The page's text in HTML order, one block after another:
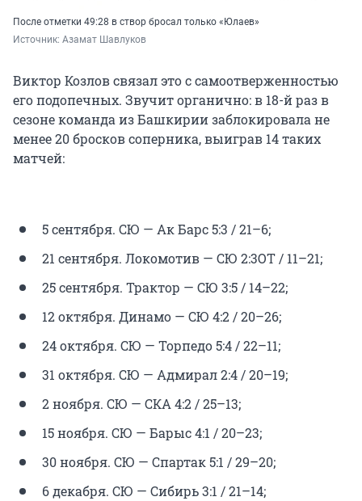
После отметки 49:28 в створ бросал только «Юлаев»
Источник: Азамат Шавлуков
Виктор Козлов связал это с самоотверженностью
его подопечных. Звучит органично: в 18-й раз в
сезоне команда из Башкирии заблокировала не
менее 20 бросков соперника, выиграв 14 таких
матчей:
5 сентября. СЮ — Ак Барс 5:3 / 21–6;
21 сентября. Локомотив — СЮ 2:3ОТ / 11–21;
25 сентября. Трактор — СЮ 3:5 / 14–22;
12 октября. Динамо — СЮ 4:2 / 20–26;
24 октября. СЮ — Торпедо 5:4 / 22–11;
31 октября. СЮ — Адмирал 2:4 / 20–19;
2 ноября. СЮ — СКА 4:2 / 25–13;
15 ноября. СЮ — Барыс 4:1 / 20–23;
30 ноября. СЮ — Спартак 5:1 / 29–20;
6 декабря. СЮ — Сибирь 3:1 / 21–14;